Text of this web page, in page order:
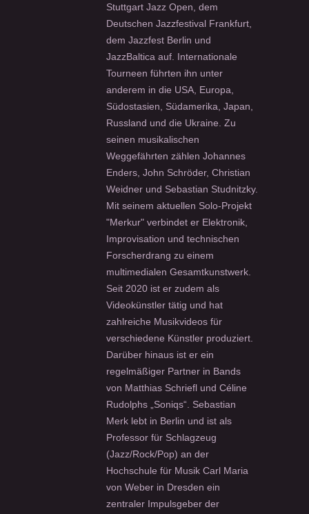
Stuttgart Jazz Open, dem
Deutschen Jazzfestival Frankfurt,
dem Jazzfest Berlin und
JazzBaltica auf. Internationale
Tourneen führten ihn unter
anderem in die USA, Europa,
Südostasien, Südamerika, Japan,
Russland und die Ukraine. Zu
seinen musikalischen
Weggefährten zählen Johannes
Enders, John Schröder, Christian
Weidner und Sebastian Studnitzky.
Mit seinem aktuellen Solo-Projekt
"Merkur" verbindet er Elektronik,
Improvisation und technischen
Forscherdrang zu einem
multimedialen Gesamtkunstwerk.
Seit 2020 ist er zudem als
Videokünstler tätig und hat
zahlreiche Musikvideos für
verschiedene Künstler produziert.
Darüber hinaus ist er ein
regelmäßiger Partner in Bands
von Matthias Schriefl und Céline
Rudolphs „Soniqs“. Sebastian
Merk lebt in Berlin und ist als
Professor für Schlagzeug
(Jazz/Rock/Pop) an der
Hochschule für Musik Carl Maria
von Weber in Dresden ein
zentraler Impulsgeber der